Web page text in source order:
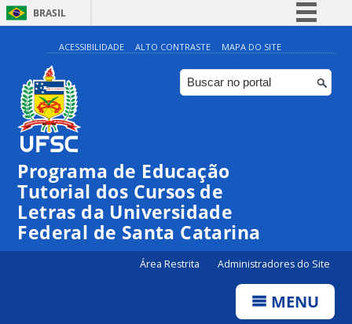
BRASIL
Simplifique!
Comunica BR
Participe
ACESSIBILIDADE ALTO CONTRASTE MAPA DO SITE
Programa de Educação
Tutorial dos Cursos de
Letras da Universidade
Federal de Santa Catarina
Área Restrita Administradores do Site
MENU